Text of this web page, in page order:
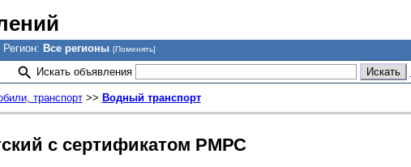
Регион: Все регионы [Поменять]
Искать объявления
транспорт>> Водный транспорт
с сертификатом РМРС